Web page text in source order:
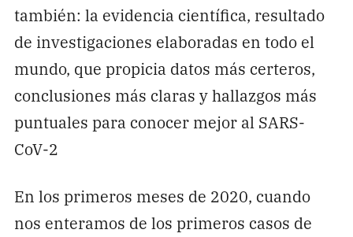
SÍGUENOS
también: la evidencia científica, resultado
de investigaciones elaboradas en todo el
mundo, que propicia datos más certeros,
conclusiones más claras y hallazgos más
puntuales para conocer mejor al SARS-
CoV-2
En los primeros meses de 2020, cuando
nos enteramos de los primeros casos de